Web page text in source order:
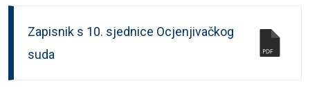
Zapisnik s 10. sjednice Ocjenjivačkog
suda